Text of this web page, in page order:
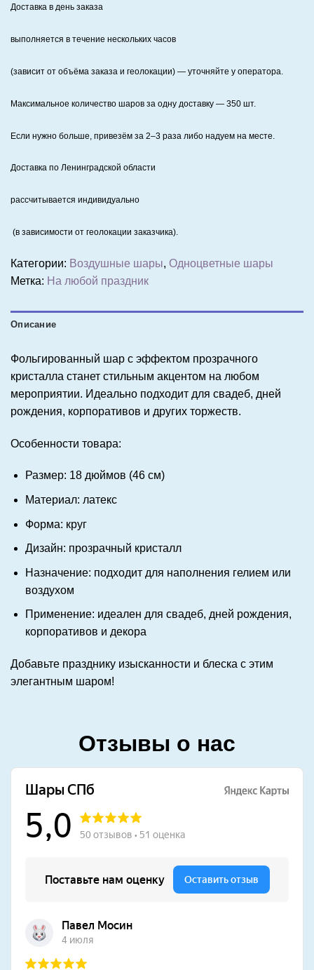
Доставка в день заказа
выполняется в течение нескольких часов
(зависит от объёма заказа и геолокации) — уточняйте у оператора.
Максимальное количество шаров за одну доставку — 350 шт.
Если нужно больше, привезём за 2–3 раза либо надуем на месте.
Доставка по Ленинградской области
рассчитывается индивидуально
(в зависимости от геолокации заказчика).
Категории: Воздушные шары, Одноцветные шары
Метка: На любой праздник
Описание
Фольгированный шар с эффектом прозрачного
кристалла станет стильным акцентом на любом
мероприятии. Идеально подходит для свадеб, дней
рождения, корпоративов и других торжеств.
Особенности товара:
Размер: 18 дюймов (46 см)
Материал: латекс
Форма: круг
Дизайн: прозрачный кристалл
Назначение: подходит для наполнения гелием или
воздухом
Применение: идеален для свадеб, дней рождения,
корпоративов и декора
Добавьте празднику изысканности и блеска с этим
элегантным шаром!
Отзывы о нас